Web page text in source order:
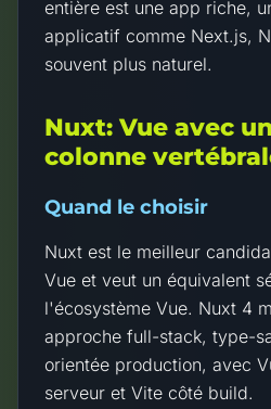
entière est une app riche,
applicatif comme Next.js,
souvent plus naturel.
Nuxt: Vue avec
colonne
Quand le choisir
Nuxt est le meilleur
Vue et veut un équivalent
l'écosystème Vue. Nuxt 4
approche full-stack, type-
orientée production, avec
serveur et Vite côté build.